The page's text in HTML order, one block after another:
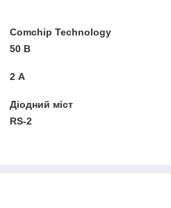
Comchip Technology
50 В
2 А
Діодний міст
RS-2